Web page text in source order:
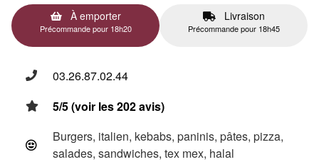
À emporter
Précommande pour 18h20
Livraison
Précommande pour 18h45
03.26.87.02.44
5/5 (voir les 202 avis)
Burgers, italien, kebabs, paninis, pâtes, pizza,
salades, sandwiches, tex mex, halal